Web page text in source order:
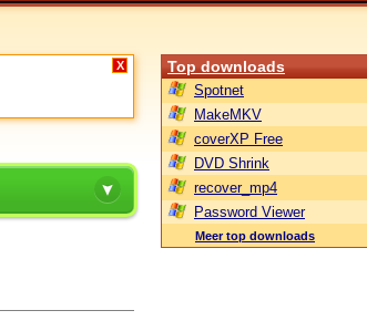
X Top downloads
Spotnet
MakeMKV
coverXP Free
DVD Shrink
recover_mp4
Password Viewer
Meer top downloads